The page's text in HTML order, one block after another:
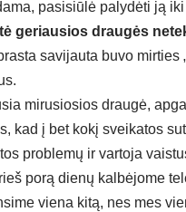
pasisiūlė palydėti ją
geriausios draugės
savijauta buvo
mirusiosios draugė,
kad į bet kokį sveikatos
problemų ir vartoja
porą dienų kalbėjome
viena kitą, nes mes